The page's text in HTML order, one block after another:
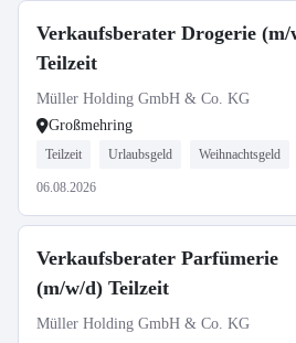
Verkaufsberater Drogerie (m/
Teilzeit
Müller Holding GmbH & Co. KG
Großmehring
Teilzeit Urlaubsgeld Weihnachtsgeld
06.08.2026
Verkaufsberater Parfümerie
(m/w/d) Teilzeit
Müller Holding GmbH & Co. KG